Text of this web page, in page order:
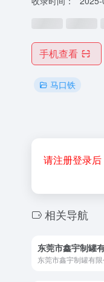
手机查看
马口铁
请注册登录
相关导航
东莞市鑫宇制罐
东莞市鑫宇制罐有限